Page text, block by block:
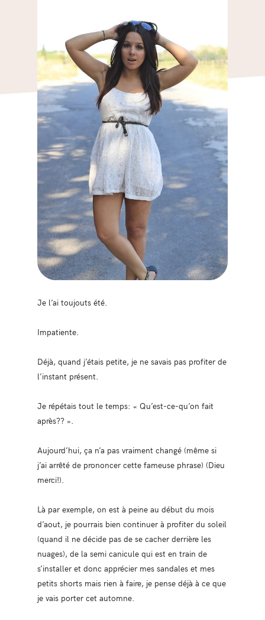
Je l’ai toujouts été.
Impatiente.
Déjà, quand j’étais petite, je ne savais pas profiter de
l’instant présent.
Je répétais tout le temps: « Qu’est-ce-qu’on fait
après?? ».
Aujourd’hui, ça n’a pas vraiment changé (même si
j’ai arrêté de prononcer cette fameuse phrase) (Dieu
merci!).
Là par exemple, on est à peine au début du mois
d’aout, je pourrais bien continuer à profiter du soleil
(quand il ne décide pas de se cacher derrière les
nuages), de la semi canicule qui est en train de
s’installer et donc apprécier mes sandales et mes
petits shorts mais rien à faire, je pense déjà à ce que
je vais porter cet automne.